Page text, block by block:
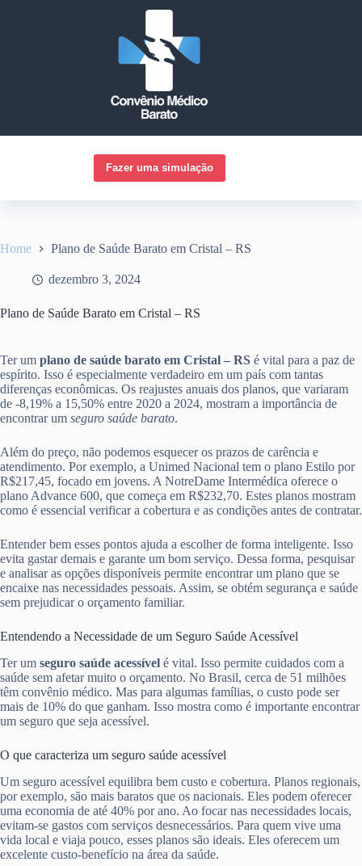
Fazer uma simulação
Home Plano de Saúde Barato em Cristal – RS
dezembro 3, 2024
Plano de Saúde Barato em Cristal – RS
Ter um plano de saúde barato em Cristal – RS é vital para a paz de
espírito. Isso é especialmente verdadeiro em um país com tantas
diferenças econômicas. Os reajustes anuais dos planos, que variaram
de -8,19% a 15,50% entre 2020 a 2024, mostram a importância de
encontrar um seguro saúde barato.
Além do preço, não podemos esquecer os prazos de carência e
atendimento. Por exemplo, a Unimed Nacional tem o plano Estilo por
R$217,45, focado em jovens. A NotreDame Intermédica oferece o
plano Advance 600, que começa em R$232,70. Estes planos mostram
como é essencial verificar a cobertura e as condições antes de contratar.
Entender bem esses pontos ajuda a escolher de forma inteligente. Isso
evita gastar demais e garante um bom serviço. Dessa forma, pesquisar
e analisar as opções disponíveis permite encontrar um plano que se
encaixe nas necessidades pessoais. Assim, se obtém segurança e saúde
sem prejudicar o orçamento familiar.
Entendendo a Necessidade de um Seguro Saúde Acessível
Ter um seguro saúde acessível é vital. Isso permite cuidados com a
saúde sem afetar muito o orçamento. No Brasil, cerca de 51 milhões
têm convênio médico. Mas para algumas famílias, o custo pode ser
mais de 10% do que ganham. Isso mostra como é importante encontrar
um seguro que seja acessível.
O que caracteriza um seguro saúde acessível
Um seguro acessível equilibra bem custo e cobertura. Planos regionais,
por exemplo, são mais baratos que os nacionais. Eles podem oferecer
uma economia de até 40% por ano. Ao focar nas necessidades locais,
evitam-se gastos com serviços desnecessários. Para quem vive uma
vida local e viaja pouco, esses planos são ideais. Eles oferecem um
excelente custo-benefício na área da saúde.